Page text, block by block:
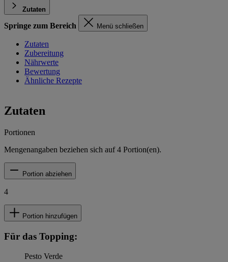
Zutaten
Springe zum Bereich Menü schließen
Zutaten
Zubereitung
Nährwerte
Bewertung
Ähnliche Rezepte
Zutaten
Portionen
Mengenangaben beziehen sich auf4 Portion(en).
Portion abziehen
4
Portion hinzufügen
Für das Topping:
Pesto Verde